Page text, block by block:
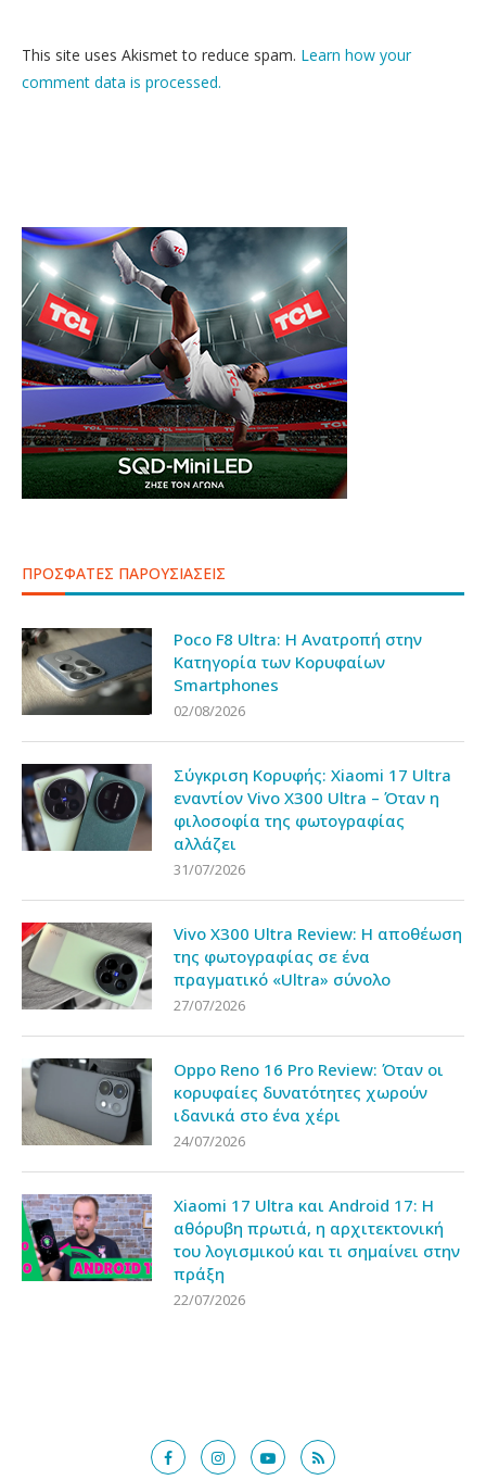
This site uses Akismet to reduce spam. Learn how your
comment data is processed.
ΠΡΟΣΦΑΤΕΣ ΠΑΡΟΥΣΙΑΣΕΙΣ
Poco F8 Ultra: Η Ανατροπή στην
Κατηγορία των Κορυφαίων
Smartphones
02/08/2026
Σύγκριση Κορυφής: Xiaomi 17 Ultra
εναντίον Vivo X300 Ultra – Όταν η
φιλοσοφία της φωτογραφίας
αλλάζει
31/07/2026
Vivo X300 Ultra Review: Η αποθέωση
της φωτογραφίας σε ένα
πραγματικό «Ultra» σύνολο
27/07/2026
Oppo Reno 16 Pro Review: Όταν οι
κορυφαίες δυνατότητες χωρούν
ιδανικά στο ένα χέρι
24/07/2026
Xiaomi 17 Ultra και Android 17: Η
αθόρυβη πρωτιά, η αρχιτεκτονική
του λογισμικού και τι σημαίνει στην
πράξη
22/07/2026